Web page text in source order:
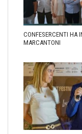
CONFESERCENTI HA
MARCANTONI